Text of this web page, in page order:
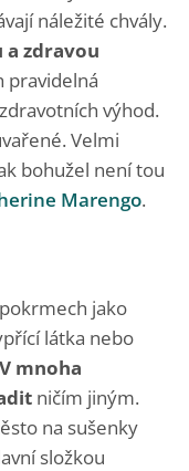
náležité chvály.
zdravou
pravidelná
výhod.
Velmi
bohužel není tou
Marengo.
jako
látka nebo
V mnoha
ničím jiným.
na sušenky
složkou